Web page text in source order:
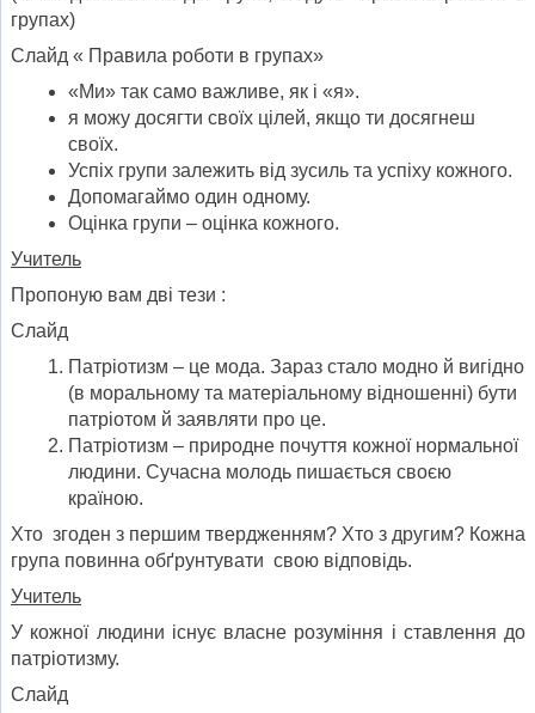
групах)
Слайд « Правила роботи в групах»
«Ми» так само важливе, як і «я».
я можу досягти своїх цілей, якщо ти досягнеш
своїх.
Успіх групи залежить від зусиль та успіху кожного.
Допомагаймо один одному.
Оцінка групи – оцінка кожного.
Учитель
Пропоную вам дві тези :
Слайд
Патріотизм – це мода. Зараз стало модно й вигідно
(в моральному та матеріальному відношенні) бути
патріотом й заявляти про це.
Патріотизм – природне почуття кожної нормальної
людини. Сучасна молодь пишається своєю
країною.
Хто згоден з першим твердженням? Хто з другим? Кожна
група повинна обґрунтувати свою відповідь.
Учитель
У кожної людини існує власне розуміння і ставлення до
патріотизму.
Слайд